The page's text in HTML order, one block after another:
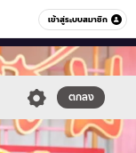
เข้าสู่ระบบสมาชิก
หมวดอื่นๆ
ตกลง